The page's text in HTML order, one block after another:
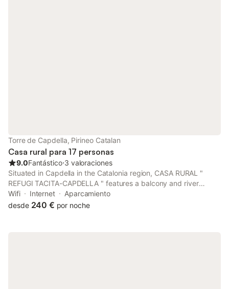
Torre de Capdella, Pirineo Catalan
Casa rural para 17 personas
9.0Fantástico⋅3 valoraciones
Situated in Capdella in the Catalonia region, CASA RURAL "
REFUGI TACITA-CAPDELLA " features a balcony and river
views. With garden views, this accommodation features a patio.
Wifi Internet
Aparcamiento
desde 240 € por noche